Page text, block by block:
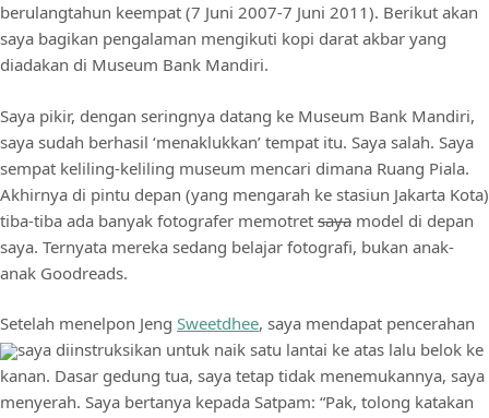
berulangtahun keempat (7 Juni 2007-7 Juni 2011). Berikut akan
saya bagikan pengalaman mengikuti kopi darat akbar yang
diadakan di Museum Bank Mandiri.
Saya pikir, dengan seringnya datang ke Museum Bank Mandiri,
saya sudah berhasil ‘menaklukkan’ tempat itu. Saya salah. Saya
sempat keliling-keliling museum mencari dimana Ruang Piala.
Akhirnya di pintu depan (yang mengarah ke stasiun Jakarta Kota)
tiba-tiba ada banyak fotografer memotret saya model di depan
saya. Ternyata mereka sedang belajar fotografi, bukan anak-
anak Goodreads.
Setelah menelpon Jeng Sweetdhee, saya mendapat pencerahan
saya diinstruksikan untuk naik satu lantai ke atas lalu belok ke
kanan. Dasar gedung tua, saya tetap tidak menemukannya, saya
menyerah. Saya bertanya kepada Satpam: “Pak, tolong katakan